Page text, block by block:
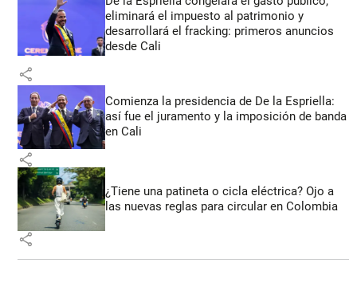
eliminará el impuesto al patrimonio y
desarrollará el fracking: primeros anuncios
desde Cali
share
Comienza la presidencia de De la Espriella:
así fue el juramento y la imposición de banda
en Cali
share
¿Tiene una patineta o cicla eléctrica? Ojo a
las nuevas reglas para circular en Colombia
share